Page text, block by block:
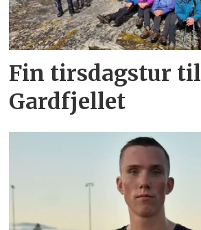
Fin tirsdagstur til
Gardfjellet